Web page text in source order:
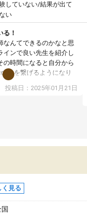
していない/結果が出て
い
る！
なんてできるのかなと思
インで良い先生を紹介し
の時間になると自分から
を繋げるようになり
OKなのもとても気に入
投稿日：2025年01月21日
く見る